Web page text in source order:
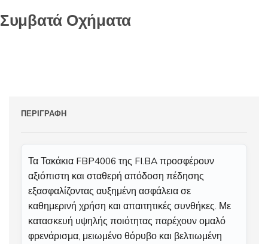
Συμβατά Οχήματα
ΠΕΡΙΓΡΑΦΉ
Τα Τακάκια FBP4006 της FI.BA προσφέρουν
αξιόπιστη και σταθερή απόδοση πέδησης
εξασφαλίζοντας αυξημένη ασφάλεια σε
καθημερινή χρήση και απαιτητικές συνθήκες. Με
κατασκευή υψηλής ποιότητας παρέχουν ομαλό
φρενάρισμα, μειωμένο θόρυβο και βελτιωμένη